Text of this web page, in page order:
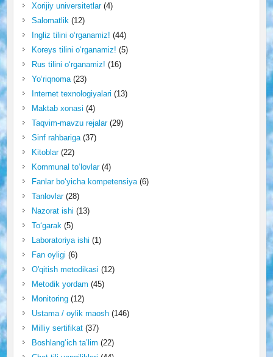
Xorijiy universitetlar(4)
Salomatlik (12)
Ingliz tilini o‘rganamiz! (44)
Koreys tilini o‘rganamiz! (5)
Rus tilini o‘rganamiz! (16)
Yo‘riqnoma(23)
Internet texnologiyalari (13)
Maktab xonasi (4)
Taqvim-mavzu rejalar(29)
Sinf rahbariga(37)
Kitoblar(22)
Kommunal to‘lovlar(4)
Fanlar bo‘yicha kompetensiya(6)
Tanlovlar(28)
Nazorat ishi (13)
To‘garak (5)
Laboratoriya ishi (1)
Fan oyligi (6)
O'qitish metodikasi (12)
Metodik yordam (45)
Monitoring(12)
Ustama / oylik maosh(146)
Milliy sertifikat(37)
Boshlang‘ich ta’lim (22)